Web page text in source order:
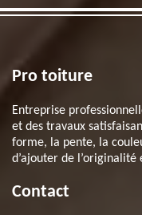
Pro toiture
Entreprise
et des travaux
forme, la pente, la
d’ajouter de
Contact